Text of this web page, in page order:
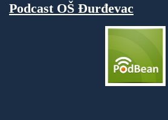
Podcast OŠ Đurđevac